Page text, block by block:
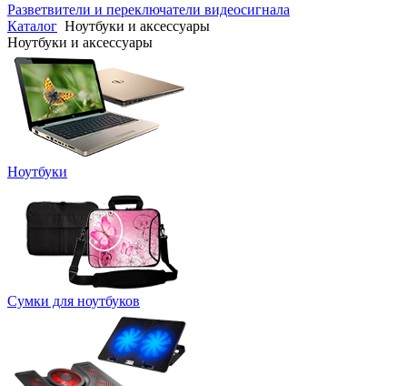
Разветвители и переключатели видеосигнала
Каталог Ноутбуки и аксессуары
Ноутбуки и аксессуары
Ноутбуки
Сумки для ноутбуков